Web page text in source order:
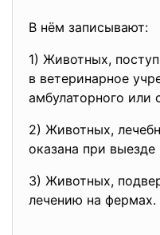
В нём записывают:
1) Животных,
в ветеринарное
амбулаторного или
2) Животных,
оказана при выезде
3) Животных,
лечению на фермах.